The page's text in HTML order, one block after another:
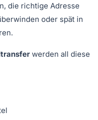
die richtige Adresse
oder spät in
werden all diese